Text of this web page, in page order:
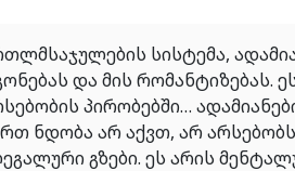
სისტემა,
და მის რომანტიზებას.
პირობებში…
ნდობა არ აქვთ, არ
გზები. ეს არის